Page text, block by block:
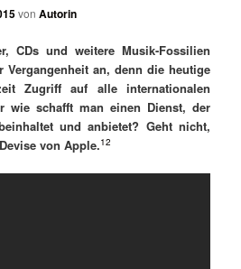
vonAutorin
CDs und weitere Musik-Fossilien
Vergangenheit an, denn die heutige
Zugriff auf alle internationalen
wie schafft man einen Dienst, der
und anbietet? Geht nicht,
von Apple.12